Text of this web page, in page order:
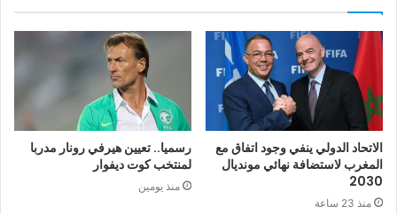
الاتحاد الدولي ينفي وجود اتفاق مع
المغرب لاستضافة نهائي مونديال
2030
منذ 23 ساعة
رسميا.. تعيين هيرفي رونار مدربا
لمنتخب كوت ديفوار
منذ يومين